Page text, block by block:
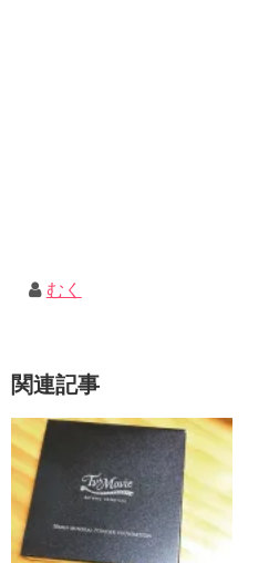
むく
関連記事